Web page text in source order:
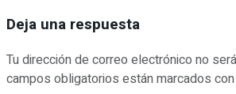
Deja una respuesta
Tu dirección de correo electrónico no
campos obligatorios están marcados con